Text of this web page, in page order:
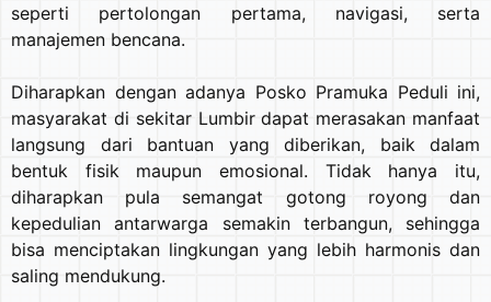
seperti pertolongan pertama, navigasi, serta
manajemen bencana.
Diharapkan dengan adanya Posko Pramuka Peduli ini,
masyarakat di sekitar Lumbir dapat merasakan manfaat
langsung dari bantuan yang diberikan, baik dalam
bentuk fisik maupun emosional. Tidak hanya itu,
diharapkan pula semangat gotong royong dan
kepedulian antarwarga semakin terbangun, sehingga
bisa menciptakan lingkungan yang lebih harmonis dan
saling mendukung.